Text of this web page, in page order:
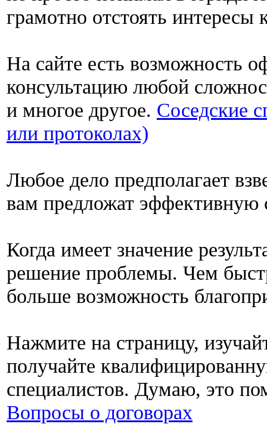
грамотно отстоять интересы
На сайте есть возможность
консультацию любой
и многое другое. Соседские
или протоколах)
Любое дело предполагает
вам предложат эффективную
Когда имеет значение
решение проблемы. Чем
больше возможность
Нажмите на страницу,
получайте
специалистов. Думаю, это
Вопросы о договорах